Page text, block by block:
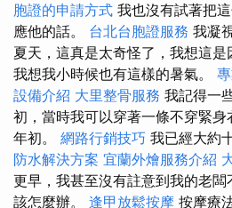
胞證的申請方式 我也沒有試著把
應他的話。 台北台胞證服務 我凝
夏天，這真是太奇怪了，我想這
我想我小時候也有這樣的暑氣。
設備介紹 大里整骨服務 我記得一
初，當時我可以穿著一條不穿緊
年初。 網路行銷技巧 我已經大約
防水解決方案 宜蘭外燴服務介紹
更早，我甚至沒有註意到我的老
該怎麼辦。 逢甲放鬆按摩 按摩療